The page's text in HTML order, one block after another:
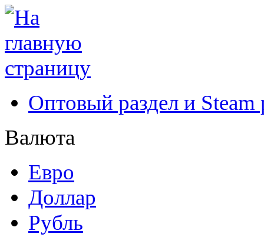
Оптовый раздел и Steam
Валюта
Евро
Доллар
Рубль